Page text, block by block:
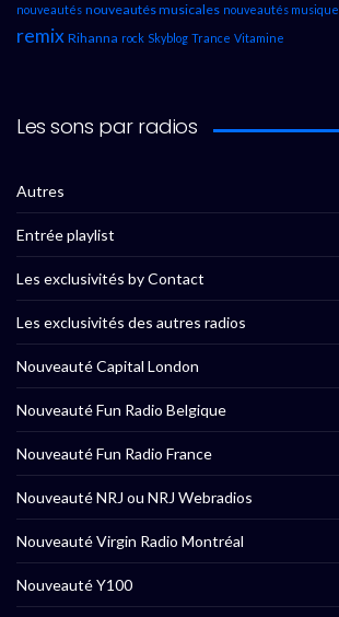
nouveautés nouveautés musicales nouveautés musique
remix Rihanna rock Skyblog Trance Vitamine
Les sons par radios
Autres
Entrée playlist
Les exclusivités by Contact
Les exclusivités des autres radios
Nouveauté Capital London
Nouveauté Fun Radio Belgique
Nouveauté Fun Radio France
Nouveauté NRJ ou NRJ Webradios
Nouveauté Virgin Radio Montréal
Nouveauté Y100